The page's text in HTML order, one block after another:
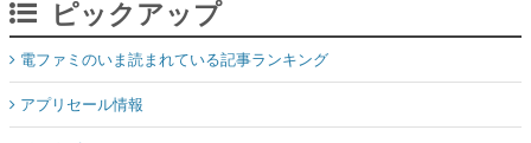
ピックアップ
電ファミのいま読まれている記事ランキング
アプリセール情報